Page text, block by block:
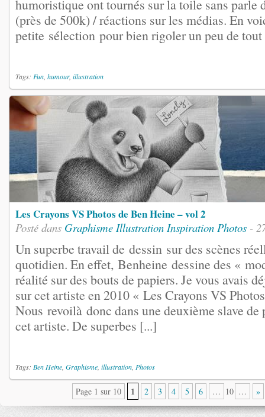
humoristique ont tournés sur la toile sans parle
(près de 500k) / réactions sur les médias. En
petite sélection pour bien rigoler un peu de tout
Tags: Fun humour, illustration
Les Crayons VS Photos de Ben Heine – vol 2
Posté dans Graphisme Illustration Inspiration Photos -
Un superbe travail de dessin sur des scènes
quotidien. En effet, Benheine dessine des «
réalité sur des bouts de papiers. Je vous avais
sur cet artiste en 2010 « Les Crayons VS
Nous revoilà donc dans une deuxième slave de
cet artiste. De superbes [...]
Tags: Ben Heine Graphisme illustration Photos
Page 1 sur 10 1 2 3 4 5 6 … 10 … »